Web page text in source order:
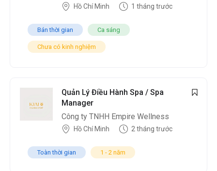
Hồ Chí Minh 1 tháng trước
Bán thời gian Ca sáng
Chưa có kinh nghiệm
Quản Lý Điều Hành Spa / Spa
Manager
Công ty TNHH Empire Wellness
Hồ Chí Minh 2 tháng trước
Toàn thời gian 1 - 2 năm